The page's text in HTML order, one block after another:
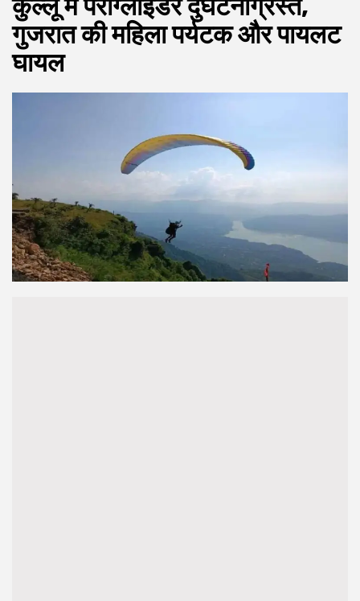
कुल्‍लू में पैराग्‍लाइडर दुर्घटनाग्रस्‍त,
गुजरात की महिला पर्यटक और पायलट
घायल